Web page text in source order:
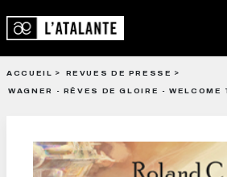
ACCUEIL
REVUES DE PRESSE
WAGNER - RÊVES DE GLOIRE - WELCOME